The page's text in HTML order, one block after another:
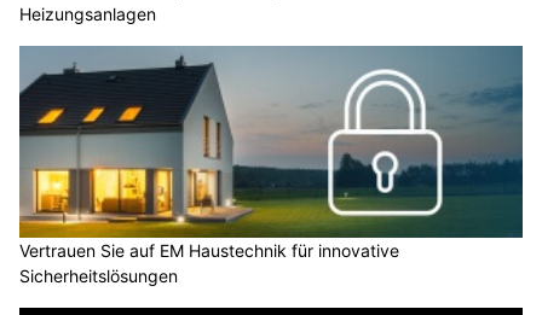
Heizungsanlagen
Vertrauen Sie auf EM Haustechnik für innovative
Sicherheitslösungen